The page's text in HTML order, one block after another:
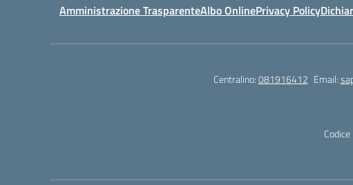
Amministrazione TrasparenteAlbo OnlinePrivacy Policy
Centralino:081916412 Email: